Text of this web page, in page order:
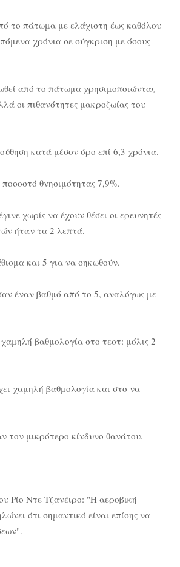
το πάτωμα με ελάχιστη έως καθόλου
χρόνια σε σύγκριση με όσους
από το πάτωμα χρησιμοποιώντας
οι πιθανότητες μακροζωίας του
κατά μέσον όρο επί 6,3 χρόνια.
θνησιμότητας 7,9%.
χωρίς να έχουν θέσει οι ερευνητές
ήταν τα 2 λεπτά.
και 5 για να σηκωθούν.
έναν βαθμό από το 5, αναλόγως με
βαθμολογία στο τεστ: μόλις 2
χαμηλή βαθμολογία και στο να
τον μικρότερο κίνδυνο θανάτου.
Ρίο Ντε Τζανέιρο: "Η αεροβική
ότι σημαντικό είναι επίσης να